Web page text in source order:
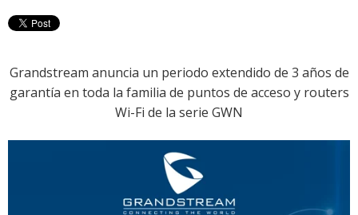
Grandstream anuncia un periodo extendido de 3 años de
garantía en toda la familia de puntos de acceso y routers
Wi-Fi de la serie GWN